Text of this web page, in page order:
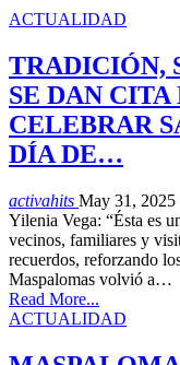
ACTUALIDAD
TRADICIÓN,
SE DAN
CELEBRAR
DÍA DE…
activahits May 31, 2025
Yilenia Vega: “Ésta es
vecinos, familiares y
recuerdos, reforzando
Maspalomas volvió a…
Read More...
ACTUALIDAD